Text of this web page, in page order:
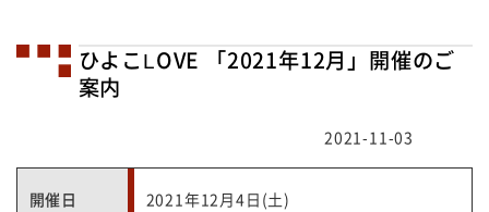
ひよこLOVE 「2021年12月」開催のご
案内
2021-11-03
開催日 2021年12月4日(土)